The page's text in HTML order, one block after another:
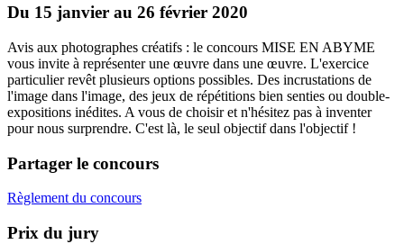
Du 15 janvier au 26 février 2020
Avis aux photographes créatifs : le concours MISE EN ABYME
vous invite à représenter une œuvre dans une œuvre. L'exercice
particulier revêt plusieurs options possibles. Des incrustations de
l'image dans l'image, des jeux de répétitions bien senties ou double-
expositions inédites. A vous de choisir et n'hésitez pas à inventer
pour nous surprendre. C'est là, le seul objectif dans l'objectif !
Partager le concours
Règlement du concours
Prix du jury